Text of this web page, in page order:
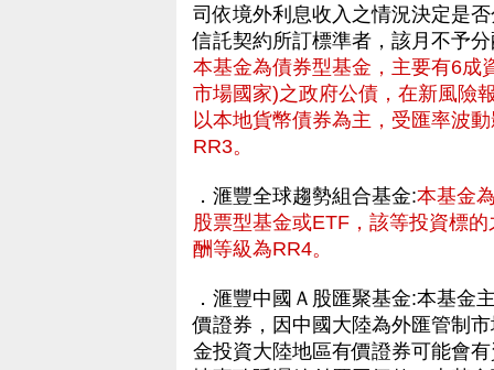
司依境外利息收入之情況決定是
信託契約所訂標準者，該月不予
本基金為債券型基金，主要有6成
市場國家)之政府公債，在新風險
以本地貨幣債券為主，受匯率波
RR3。
．滙豐全球趨勢組合基金:本基金
股票型基金或ETF，該等投資標
酬等級為RR4。
．滙豐中國Ａ股匯聚基金:本基金
價證券，因中國大陸為外匯管制
金投資大陸地區有價證券可能會